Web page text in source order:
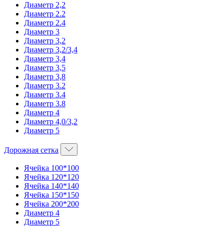
Диаметр 2,2
Диаметр 2.2
Диаметр 2.4
Диаметр 3
Диаметр 3,2
Диаметр 3,2/3,4
Диаметр 3,4
Диаметр 3,5
Диаметр 3,8
Диаметр 3.2
Диаметр 3.4
Диаметр 3.8
Диаметр 4
Диаметр 4,0/3,2
Диаметр 5
Дорожная сетка
Ячейка 100*100
Ячейка 120*120
Ячейка 140*140
Ячейка 150*150
Ячейка 200*200
Диаметр 4
Диаметр 5